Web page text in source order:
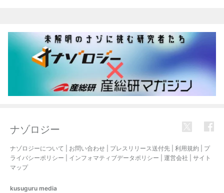
ナゾロジー
ナゾロジーについて お問い合わせ プレスリリース送付先 利用規約
プ
ライバシーポリシー
インフォマティブデータポリシー 運営会社
サイト
マップ
kusuguru media